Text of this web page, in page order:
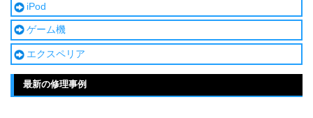
iPod
ゲーム機
エクスペリア
最新の修理事例